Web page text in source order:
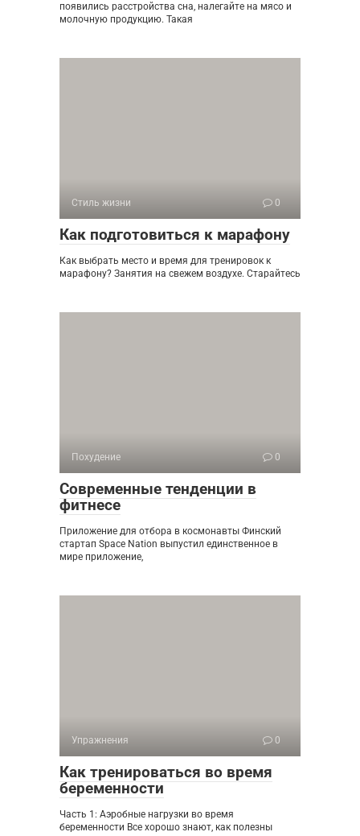
появились расстройства сна, налегайте на мясо и
молочную продукцию. Такая
Стиль жизни 0
Как подготовиться к марафону
Как выбрать место и время для тренировок к
марафону? Занятия на свежем воздухе. Старайтесь
Похудение 0
Современные тенденции в
фитнесе
Приложение для отбора в космонавты Финский
стартап Space Nation выпустил единственное в
мире приложение,
Упражнения 0
Как тренироваться во время
беременности
Часть 1: Аэробные нагрузки во время
беременности Все хорошо знают, как полезны